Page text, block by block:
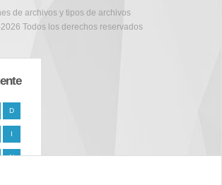
de archivos y tipos de archivos
Todos los derechos reservados
D
I
N